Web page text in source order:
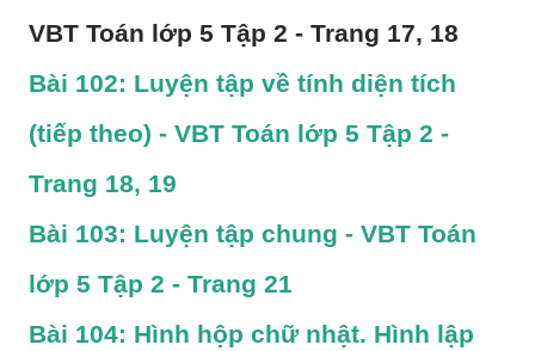
VBT Toán lớp 5 Tập 2 - Trang 17, 18
Bài 102: Luyện tập về tính diện tích
(tiếp theo) - VBT Toán lớp 5 Tập 2 -
Trang 18, 19
Bài 103: Luyện tập chung - VBT Toán
lớp 5 Tập 2 - Trang 21
Bài 104: Hình hộp chữ nhật. Hình lập